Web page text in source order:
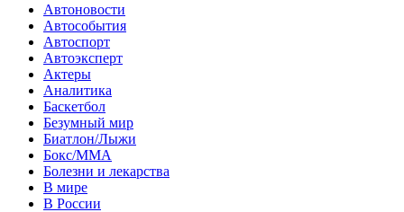
Автоновости
Автособытия
Автоспорт
Автоэксперт
Актеры
Аналитика
Баскетбол
Безумный мир
Биатлон/Лыжи
Бокс/MMA
Болезни и лекарства
В мире
В России